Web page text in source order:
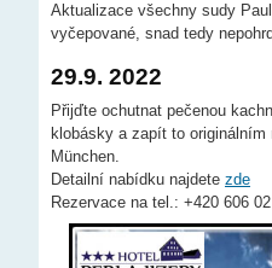
Aktualizace všechny sudy
vyčepované, snad tedy
29.9. 2022
Přijďte ochutnat pečenou
klobásky a zapít to originálním
München.
Detailní nabídku najdete zde
Rezervace na tel.: +420 606